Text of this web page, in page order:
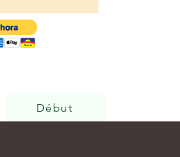
Début